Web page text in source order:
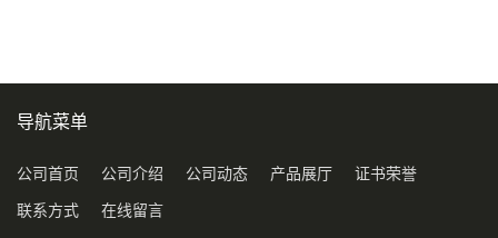
导航菜单
公司首页 公司介绍 公司动态 产品展厅 证书荣誉
联系方式 在线留言